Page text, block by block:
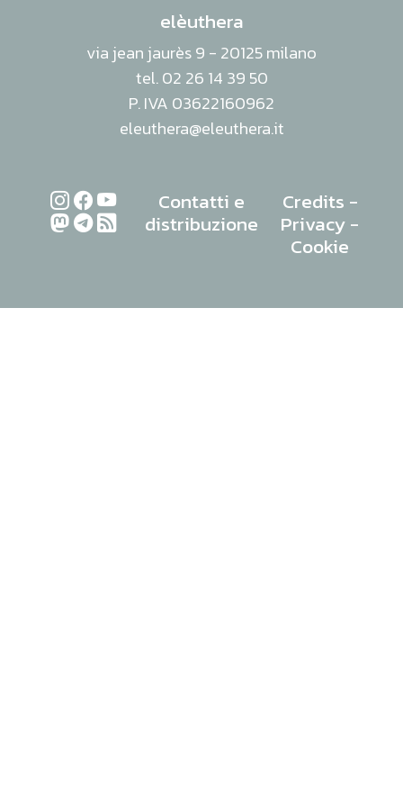
elèuthera
via jean jaurès 9 - 20125 milano
tel. 02 26 14 39 50
P. IVA 03622160962
eleuthera@eleuthera.it
Contatti e
distribuzione
Credits -
Privacy-
Cookie